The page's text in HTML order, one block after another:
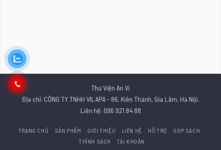
Thư Viện An Vi
Địa chỉ: CÔNG TY TNHH VILAPA - 86, Kiên Thành, Gia Lâm, Hà Nội.
Liên hệ: 096 921 84 88
TRANG CHỦ SẢN PHẨM GIỚI THIỆU LIÊN HỆ HỖ TRỢ
GÓP SÁCH
THỈNH SÁCH
TÀI KHOẢN